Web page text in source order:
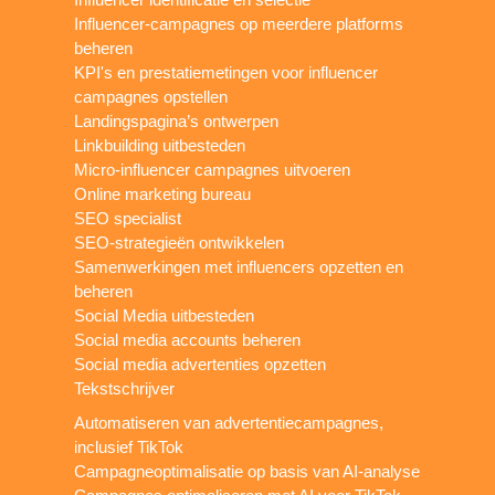
Influencer-campagnes op meerdere platforms
beheren
KPI's en prestatiemetingen voor influencer
campagnes opstellen
Landingspagina’s ontwerpen
Linkbuilding uitbesteden
Micro-influencer campagnes uitvoeren
Online marketing bureau
SEO specialist
SEO-strategieën ontwikkelen
Samenwerkingen met influencers opzetten en
beheren
Social Media uitbesteden
Social media accounts beheren
Social media advertenties opzetten
Tekstschrijver
Automatiseren van advertentiecampagnes,
inclusief TikTok
Campagneoptimalisatie op basis van AI-analyse